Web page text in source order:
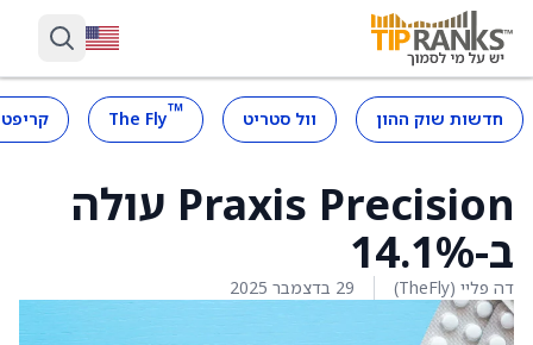
חדשות שוק ההון וול סטריט ™
The Fly
Praxis Precision עולה
ב-14.1%
דה פליי (TheFly) 29 בדצמבר 2025